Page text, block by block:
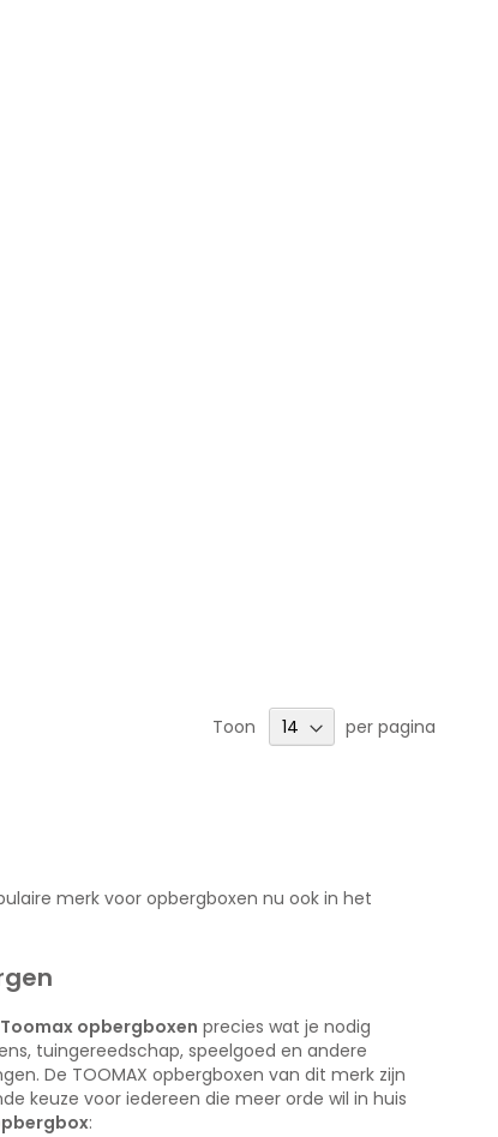
Toon per pagina
merk voor opbergboxen nu ook in het
Toomax opbergboxen precies wat je nodig
tuingereedschap, speelgoed en andere
De TOOMAX opbergboxen van dit merk zijn
keuze voor iedereen die meer orde wil in huis
: